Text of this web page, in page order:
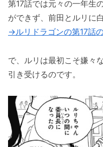
ルリドラゴンの18
新能力は「毒液」
「ルリドラゴンの
第17話では元々の一年生
ができず、前田とルリに
→ルリドラゴンの第17話
で、ルリは最初こそ嫌々
引き受けるのです。